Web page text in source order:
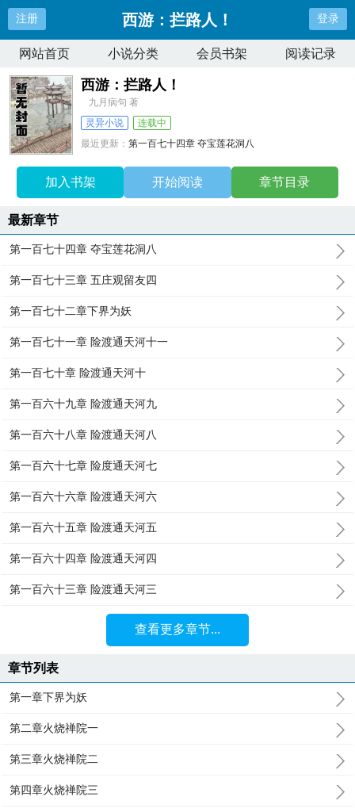
注册 西游：拦路人！ 登录
网站首页 小说分类 会员书架 阅读记录
西游：拦路人！
九月病句 著
灵异小说
连载中
最近更新：第一百七十四章 夺宝莲花洞八
加入书架 开始阅读 章节目录
最新章节
第一百七十四章 夺宝莲花洞八
第一百七十三章 五庄观留友四
第一百七十二章下界为妖
第一百七十一章 险渡通天河十一
第一百七十章 险渡通天河十
第一百六十九章 险渡通天河九
第一百六十八章 险渡通天河八
第一百六十七章 险度通天河七
第一百六十六章 险渡通天河六
第一百六十五章 险渡通天河五
第一百六十四章 险渡通天河四
第一百六十三章 险渡通天河三
查看更多章节...
章节列表
第一章下界为妖
第二章火烧禅院一
第三章火烧禅院二
第四章火烧禅院三